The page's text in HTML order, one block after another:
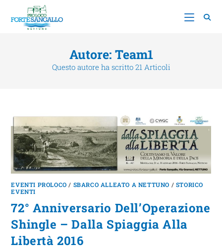
Autore: Team1
Questo autore ha scritto 21 Articoli
EVENTI PROLOCO / SBARCO ALLEATO A NETTUNO / STORICO
EVENTI
72° Anniversario Dell’Operazione
Shingle – Dalla Spiaggia Alla
Libertà 2016